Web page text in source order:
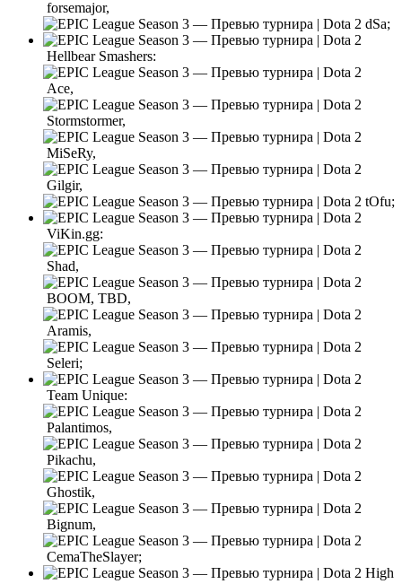
forsemajor,
dSa;
Hellbear Smashers:
Ace,
Stormstormer,
MiSeRy,
Gilgir,
tOfu;
ViKin.gg:
Shad,
BOOM, TBD,
Aramis,
Seleri;
Team Unique:
Palantimos,
Pikachu,
Ghostik,
Bignum,
CemaTheSlayer;
High